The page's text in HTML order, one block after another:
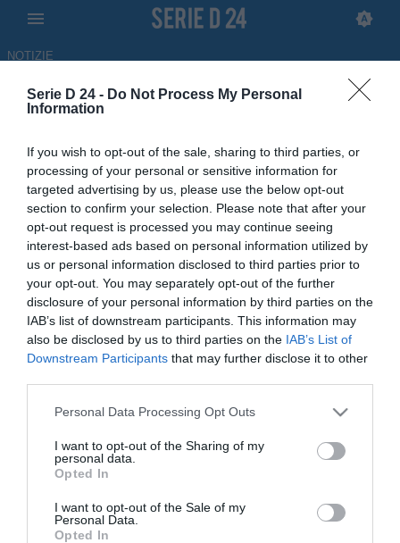
Serie D 24 - Do Not Process My Personal
Information
If you wish to opt-out of the sale, sharing to third parties, or
processing of your personal or sensitive information for
targeted advertising by us, please use the below opt-out
section to confirm your selection. Please note that after your
opt-out request is processed you may continue seeing
interest-based ads based on personal information utilized by
us or personal information disclosed to third parties prior to
your opt-out. You may separately opt-out of the further
disclosure of your personal information by third parties on the
IAB’s list of downstream participants. This information may
also be disclosed by us to third parties on the IAB’s List of
Downstream Participants that may further disclose it to other
Personal Data Processing Opt Outs
I want to opt-out of the Sharing of my
personal data.
Opted In
I want to opt-out of the Sale of my
Personal Data.
Opted In
NOTIZIE
Acireale, Barbagallo: "È
arrivato il momento di capire le
scelte della dirigenza che
rappresenta l'Acireale Calcio"
15.06.2026 19:40 di Antonino Iorfida
Acireale, il silenzio squarciato dalla lettera aperta del sindaco
Roberto Barbagallo che chiede chiarezza sul futuro della società